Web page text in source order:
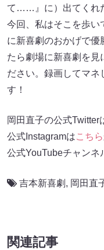
て……』に）出てくれ
今回、私はそこを歩い
に新喜劇のおかげで優
たら劇場に新喜劇を見
ださい。録画してマネ
す！
岡田直子の公式Twitter
公式Instagramはこちら
公式YouTubeチャンネ
吉本新喜劇 , 岡田直
関連記事